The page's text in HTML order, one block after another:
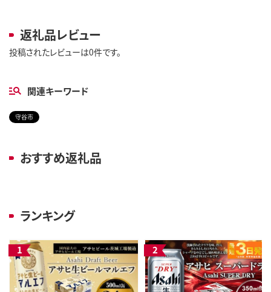
返礼品レビュー
投稿されたレビューは0件です。
関連キーワード
守谷市
おすすめ返礼品
ランキング